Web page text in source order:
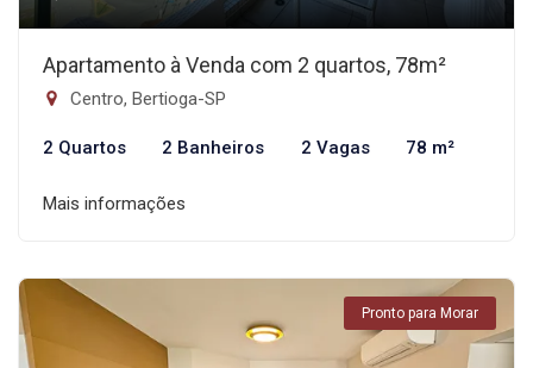
Apartamento à Venda com 2 quartos, 78m²
Centro, Bertioga-SP
2 Quartos 2 Banheiros 2 Vagas 78 m²
Mais informações
Pronto para Morar